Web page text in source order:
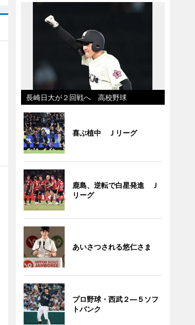
長崎日大が２回戦へ 高校野球
喜ぶ植中 Ｊリーグ
鹿島、逆転で白星発進 Ｊ
リーグ
あいさつされる悠仁さま
プロ野球・西武２―５ソフ
トバンク